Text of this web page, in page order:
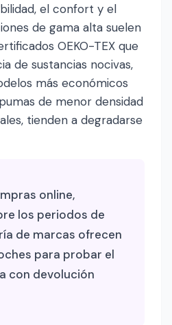
el confort y el
de gama alta suelen
OEKO-TEX que
de sustancias nocivas,
más económicos
de menor densidad
tienden a degradarse
online,
los periodos de
de marcas ofrecen
para probar el
con devolución